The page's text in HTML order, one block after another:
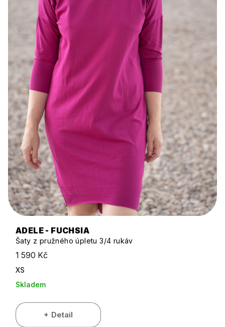
ADELE - FUCHSIA
Šaty z pružného úpletu 3/4 rukáv
1 590 Kč
XS
Skladem
Detail